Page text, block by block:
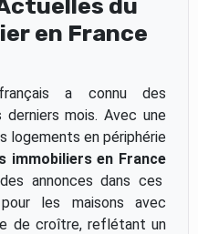
en France
a connu des
mois. Avec une
logements en périphérie
immobiliers en France
annonces dans ces
les maisons avec
de croître, reflétant un